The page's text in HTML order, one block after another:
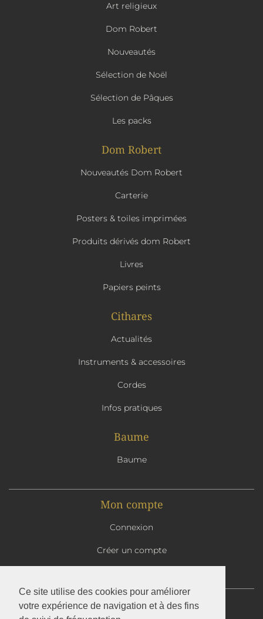
Ce site utilise des cookies pour améliorer
votre expérience de navigation et à des fins
Art religieux
Dom Robert
Nouveautés
Sélection de Noël
Sélection de Pâques
Les packs
Dom Robert
Nouveautés Dom Robert
Carterie
Posters & toiles imprimées
Produits dérivés dom Robert
Livres
Papiers peints
Cithares
Actualités
Instruments & accessoires
Cordes
Infos pratiques
Baume
Baume
Mon compte
Connexion
Créer un compte
Abbaye Saint-Benoît d'En Calcat
1 avenue d'En Calcat